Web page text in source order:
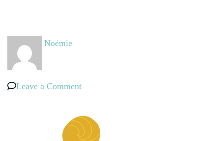
Noémie
Leave a Commenton